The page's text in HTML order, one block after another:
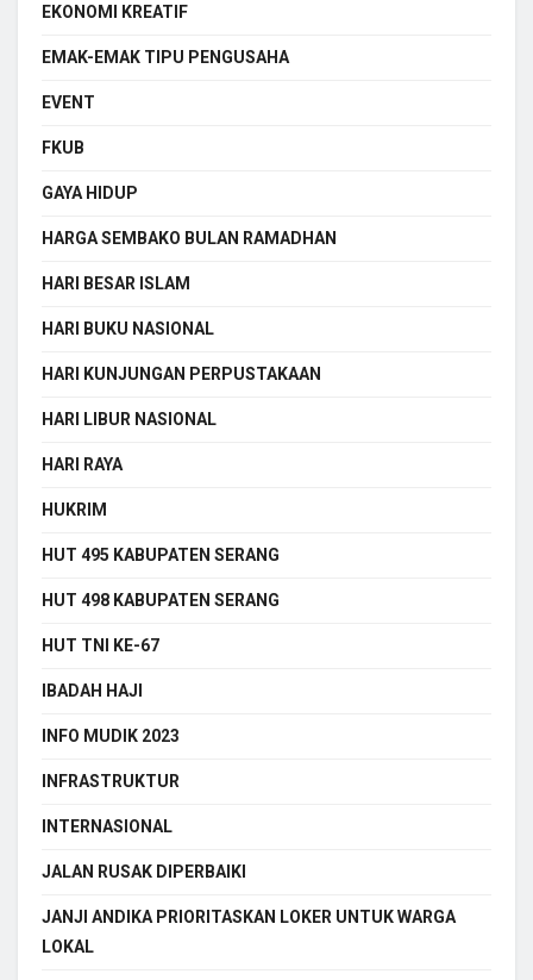
EKONOMI KREATIF
EMAK-EMAK TIPU PENGUSAHA
EVENT
FKUB
GAYA HIDUP
HARGA SEMBAKO BULAN RAMADHAN
HARI BESAR ISLAM
HARI BUKU NASIONAL
HARI KUNJUNGAN PERPUSTAKAAN
HARI LIBUR NASIONAL
HARI RAYA
HUKRIM
HUT 495 KABUPATEN SERANG
HUT 498 KABUPATEN SERANG
HUT TNI KE-67
IBADAH HAJI
INFO MUDIK 2023
INFRASTRUKTUR
INTERNASIONAL
JALAN RUSAK DIPERBAIKI
JANJI ANDIKA PRIORITASKAN LOKER UNTUK WARGA
LOKAL